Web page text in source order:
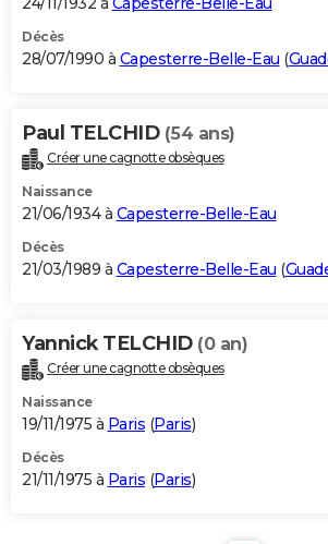
Décès
28/07/1990 à Capesterre-Belle-Eau (
Paul TELCHID (54 ans)
Créer une cagnotte obsèques
Naissance
21/06/1934 à Capesterre-Belle-Eau
Décès
21/03/1989 à Capesterre-Belle-Eau (
Yannick TELCHID (0 an)
Créer une cagnotte obsèques
Naissance
19/11/1975 à Paris (Paris)
Décès
21/11/1975 à Paris (Paris)